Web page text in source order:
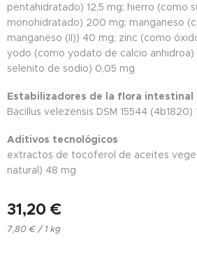
pentahidratado) 12,5 mg; hierro (como
monohidratado) 200 mg; manganeso
manganeso (II)) 40 mg; zinc (como
yodo (como yodato de calcio anhidroa)
selenito de sodio) 0,05 mg
Estabilizadores de la flora intestinal
Bacillus velezensis DSM 15544 (4b1820)
Aditivos tecnológicos
extractos de tocoferol de aceites
natural) 48 mg
31,20 €
7,80 € / 1 kg